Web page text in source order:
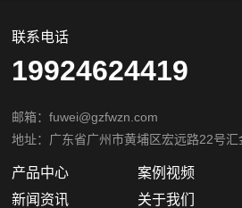
联系电话
19924624419
邮箱：fuwei@gzfwzn.com
地址：广东省广州市黄埔区宏远路22号
产品中心 案例视频
新闻资讯
关于我们